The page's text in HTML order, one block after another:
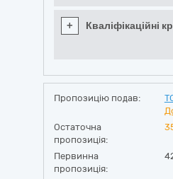
+ Кваліфікаційні
Пропозицію подав:
Остаточна
пропозиція:
Первинна
пропозиція: